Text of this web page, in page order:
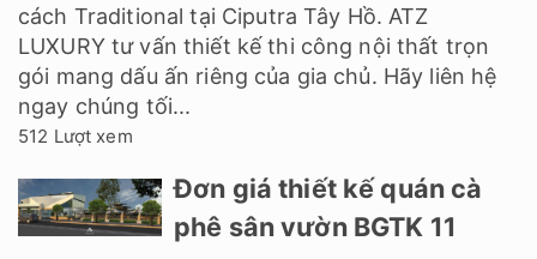
cách Traditional tại Ciputra Tây Hồ. ATZ
LUXURY tư vấn thiết kế thi công nội thất trọn
gói mang dấu ấn riêng của gia chủ. Hãy liên hệ
ngay chúng tối...
512 Lượt xem
Đơn giá thiết kế quán cà
phê sân vườn BGTK 11